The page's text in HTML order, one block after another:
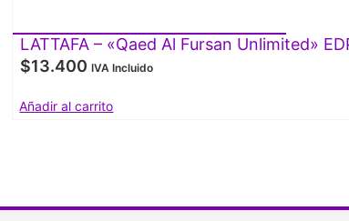
LATTAFA – «Qaed Al Fursan Unlimited»
$13.400 IVA Incluido
Añadir al carrito